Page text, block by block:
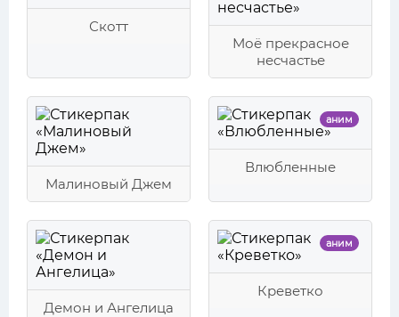
Скотт
Моё прекрасное
несчастье
Малиновый Джем
аним
Влюбленные
Демон и Ангелица
аним
Креветко